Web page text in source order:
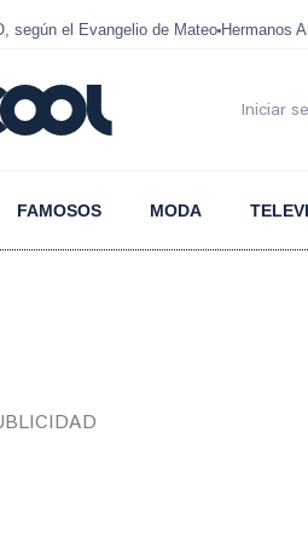
según el Evangelio de Mateo Hermanos
Iniciar
FAMOSOS MODA